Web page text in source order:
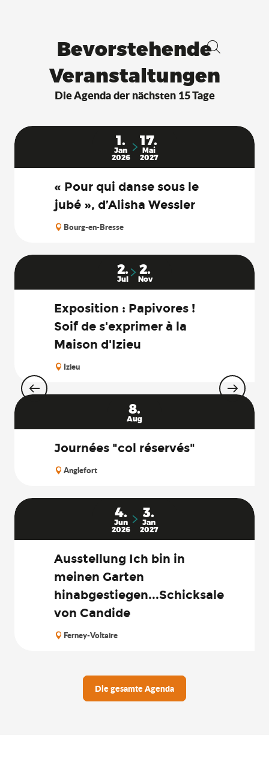
Bevorstehende
Veranstaltungen
Die Agenda der nächsten 15 Tage
1.
Jan
2026
17.
Mai
2027
« Pour qui danse sous le
jubé », d’Alisha Wessler
Bourg-en-Bresse
2.
Jul
2.
Nov
Exposition : Papivores !
Soif de s'exprimer à la
Maison d'Izieu
Izieu
8.
Aug
Journées "col réservés"
Anglefort
4.
Jun
2026
3.
Jan
2027
Ausstellung Ich bin in
meinen Garten
hinabgestiegen...Schicksale
von Candide
Ferney-Voltaire
Die gesamte Agenda